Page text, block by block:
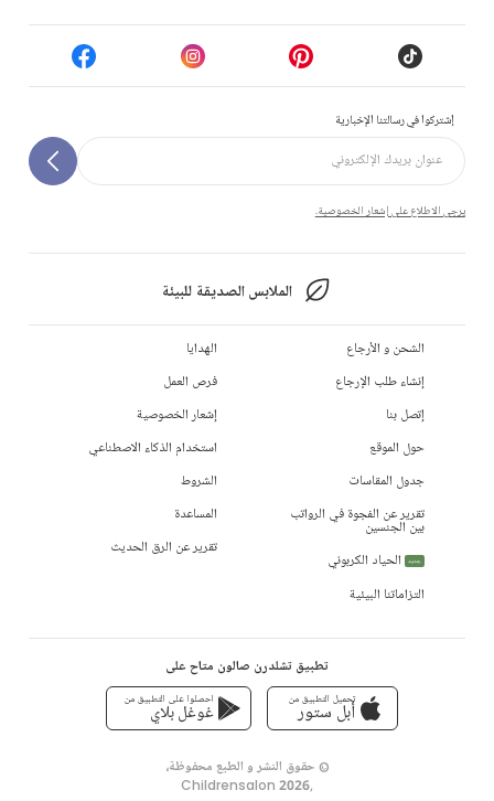
إشتركوا في رسالتنا الإخبارية
يرجى الاطلاع على إشعار الخصوصية.
الملابس الصديقة للبيئة
الشحن و الأرجاع
إنشاء طلب الإرجاع
إتصل بنا
حول الموقع
جدول المقاسات
تقرير عن الفجوة في الرواتب
بين الجنسين
جديد
الحياد الكربوني
التزاماتنا البيئية
الهدايا
فرص العمل
إشعار الخصوصية
استخدام الذكاء الاصطناعي
الشروط
المساعدة
تقرير عن الرق الحديث
تطبيق تشلدرن صالون متاح على
تحميل التطبيق من
أبل ستور
احصلوا على التطبيق من
غوغل بلاي
© حقوق النشر و الطبع محفوظة،
,
Childrensalon 2026